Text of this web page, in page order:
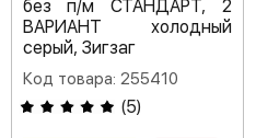
без п/м СТАНДАРТ, 2
ВАРИАНТ холодный
серый, Зигзаг
Код товара: 255410
(5)